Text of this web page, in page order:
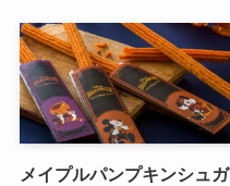
メイプルパンプキンシュガ